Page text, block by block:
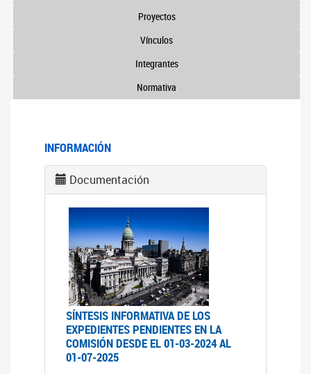
Proyectos
Vínculos
Integrantes
Normativa
INFORMACIÓN
Documentación
SÍNTESIS INFORMATIVA DE LOS
EXPEDIENTES PENDIENTES EN LA
COMISIÓN DESDE EL 01-03-2024 AL
01-07-2025